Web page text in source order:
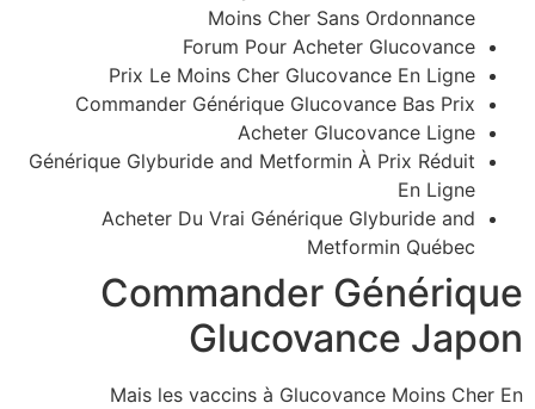
Moins Cher Sans Ordonnance
Forum Pour Acheter Glucovance
Prix Le Moins Cher Glucovance En Ligne
Commander Générique Glucovance Bas Prix
Acheter Glucovance Ligne
Générique Glyburide and Metformin À Prix Réduit
En Ligne
Acheter Du Vrai Générique Glyburide and
Metformin Québec
Commander Générique
Glucovance Japon
Mais les vaccins à Glucovance Moins Cher En